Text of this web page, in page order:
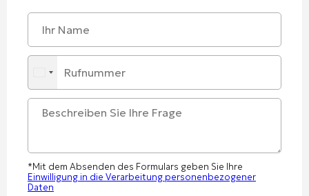
*Mit dem Absenden des Formulars geben Sie Ihre
Einwilligung in die Verarbeitung personenbezogener
Daten